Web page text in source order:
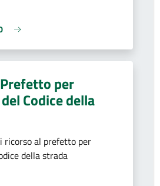
per
Codice della
ricorso al prefetto per
della strada